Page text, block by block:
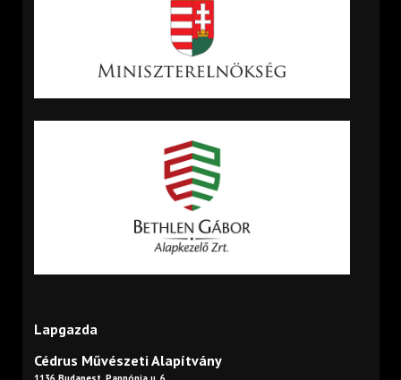
Lapgazda
Cédrus Művészeti Alapítvány